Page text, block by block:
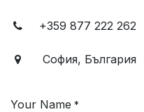
+359 877 222 262
София, България
Your Name *